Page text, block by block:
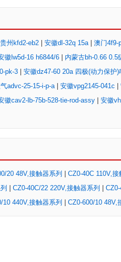
贵州kfd2-eb2 安徽dl-32q 15a| 澳门4f9-
徽lw5d-16 h6844/6 内蒙古bh-0.66 0.5
pk-3 安徽dz47-60 20a 四极(动力保护
advc-25-15-i-p-a| 安徽vpg2145-041c
徽cav2-lb-75b-528-tie-rod-assy 安徽
20 48V,接触器系列 CZ0-40C 110V,接
CZ0-40C/22 220V,接触器系列
10 440V,接触器系列 CZ0-600/10 48V,